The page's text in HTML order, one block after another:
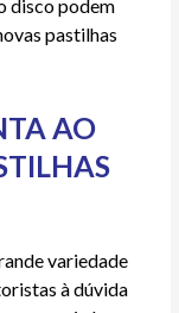
disco podem
pastilhas
AO
variedade
à dúvida